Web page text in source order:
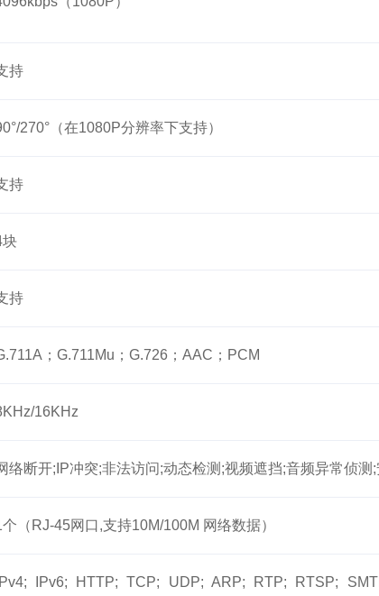
持
270°（在1080P分辨率下支持）
持
块
持
；G.711Mu；G.726；AAC；PCM
16KHz
络断开;IP冲突;非法访问;动态检测;视频遮挡;音频异常侦测;
个（RJ-45网口,支持10M/100M 网络数据）
IPv4; IPv6; HTTP; TCP; UDP; ARP; RTP; RTSP;